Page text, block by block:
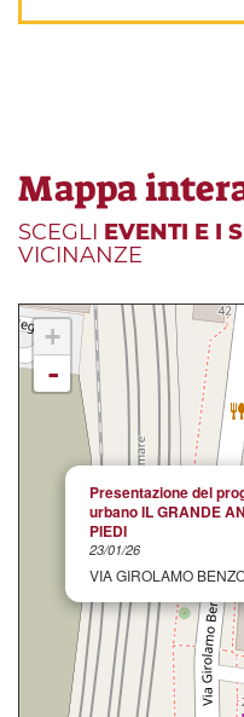
Mappa
SCEGLI EVENTI E I
VICINANZE
Presentazione del
urbano IL GRANDE
PIEDI
23/01/26
VIA GIROLAMO
+
-